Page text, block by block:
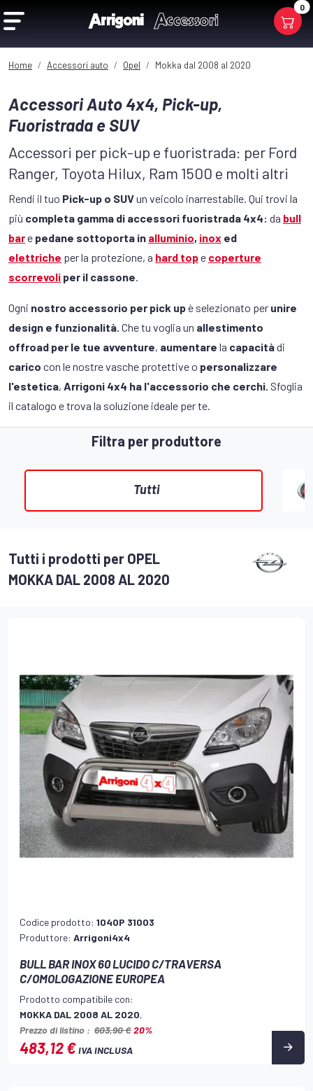
0
Home Accessori auto Opel Mokka dal 2008 al 2020
Accessori Auto 4x4, Pick-up,
Fuoristrada e SUV
Accessori per pick-up e fuoristrada: per Ford
Ranger, Toyota Hilux, Ram 1500 e molti altri
Rendi il tuo Pick-up o SUVun veicolo inarrestabile. Qui trovi la
più completa gamma di accessori fuoristrada 4x4: da bull
bare pedane sottoporta in alluminio, inox ed
elettriche per la protezione, a hard tope coperture
scorrevoli per il cassone.
Ogni nostro accessorio per pick upè selezionato per unire
design e funzionalità. Che tu voglia un allestimento
offroad per le tue avventure, aumentare la capacitàdi
carico con le nostre vasche protettive o personalizzare
l'estetica, Arrigoni 4x4 ha l'accessorio che cerchi. Sfoglia
il catalogo e trova la soluzione ideale per te.
Filtra per produttore
Tutti
Tutti i prodotti per OPEL
MOKKA DAL 2008 AL 2020
Codice prodotto: 104OP 31003
Produttore: Arrigoni4x4
BULL BAR INOX 60 LUCIDO C/TRAVERSA
C/OMOLOGAZIONE EUROPEA
Prodotto compatibile con:
MOKKA DAL 2008 AL 2020,
Prezzo di listino : 603,90 €20%
483,12 €IVA INCLUSA